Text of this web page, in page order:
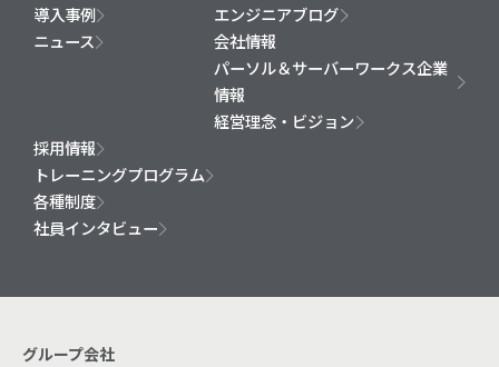
導入事例
エンジニアブログ
ニュース
会社情報
パーソル＆サーバーワークス企業
情報
経営理念・ビジョン
採用情報
トレーニングプログラム
各種制度
社員インタビュー
グループ会社